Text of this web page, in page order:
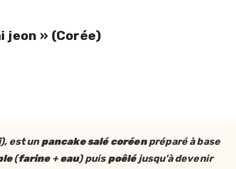
jeon » (Corée)
), est unpancake salé coréenpréparé à base
(farine+eau) puispoêléjusqu’à devenir